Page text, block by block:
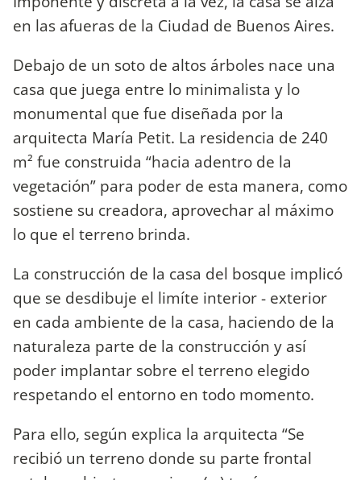
en las afueras de la Ciudad de Buenos Aires.
Debajo de un soto de altos árboles nace una
casa que juega entre lo minimalista y lo
monumental que fue diseñada por la
arquitecta María Petit. La residencia de 240
m² fue construida “hacia adentro de la
vegetación” para poder de esta manera, como
sostiene su creadora, aprovechar al máximo
lo que el terreno brinda.
La construcción de la casa del bosque implicó
que se desdibuje el limíte interior - exterior
en cada ambiente de la casa, haciendo de la
naturaleza parte de la construcción y así
poder implantar sobre el terreno elegido
respetando el entorno en todo momento.
Para ello, según explica la arquitecta “Se
recibió un terreno donde su parte frontal